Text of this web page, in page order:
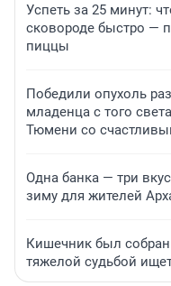
Успеть за 25 минут:
сковороде быстро —
пиццы
Победили опухоль
младенца с того
Тюмени со
Одна банка — три
зиму для жителей
Кишечник был
тяжелой судьбой